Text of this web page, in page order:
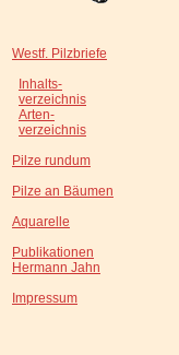
Westf. Pilzbriefe
Inhalts-
verzeichnis
Arten-
verzeichnis
Pilze rundum
Pilze an Bäumen
Aquarelle
Publikationen
Hermann Jahn
Impressum